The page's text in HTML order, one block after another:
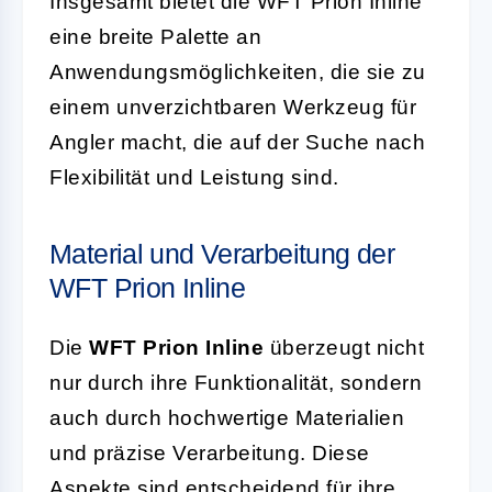
eine breite Palette an
Anwendungsmöglichkeiten, die sie zu
einem unverzichtbaren Werkzeug für
Angler macht, die auf der Suche nach
Flexibilität und Leistung sind.
Material und Verarbeitung der
WFT Prion Inline
Die WFT Prion Inline überzeugt nicht
nur durch ihre Funktionalität, sondern
auch durch hochwertige Materialien
und präzise Verarbeitung. Diese